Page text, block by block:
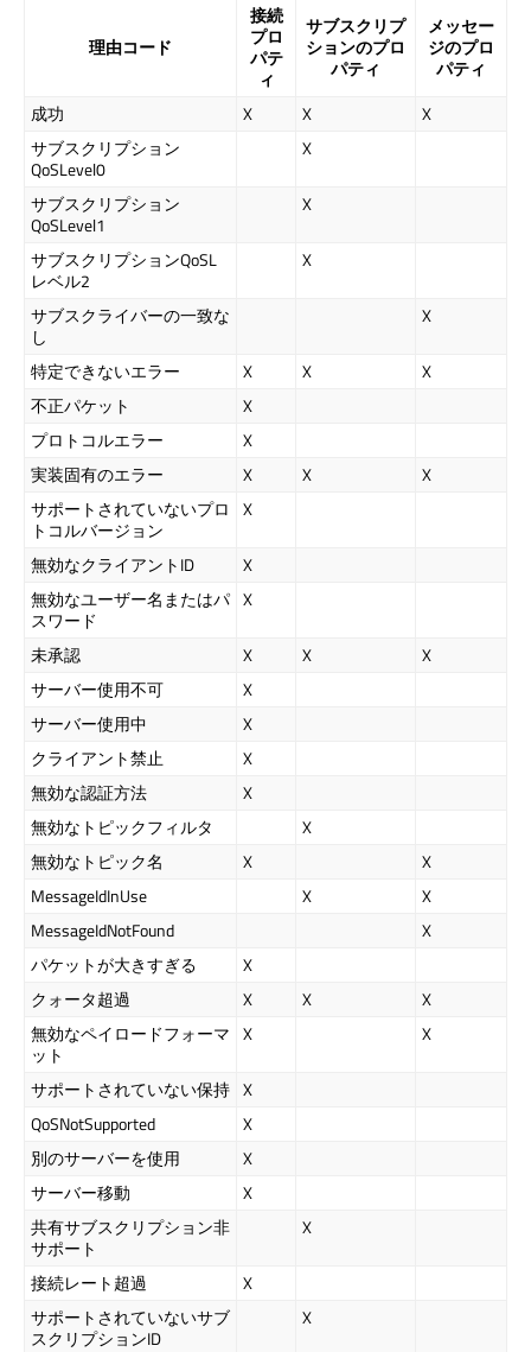
理由コード
接続
プロ
パテ
ィ
サブスクリプ
ションのプロ
パティ
メッセー
ジのプロ
パティ
成功
X X
X
サブスクリプション
QoSLevel0
X
サブスクリプション
QoSLevel1
X
サブスクリプションQoSL
レベル2
X
サブスクライバーの一致な
し
X
特定できないエラー X X
X
不正パケット
X
プロトコルエラー
X
実装固有のエラー
X X
X
サポートされていないプロ
トコルバージョン
X
無効なクライアントID
X
無効なユーザー名またはパ
スワード
X
未承認 X X
X
サーバー使用不可
X
サーバー使用中
X
クライアント禁止
X
無効な認証方法
X
無効なトピックフィルタ
X
無効なトピック名
X
X
MessageIdInUse
X
X
MessageIdNotFound
X
パケットが大きすぎる
X
クォータ超過
X X
X
無効なペイロードフォーマ
ット
X X
サポートされていない保持 X
QoSNotSupported
X
別のサーバーを使用
X
サーバー移動
X
共有サブスクリプション非
サポート
X
接続レート超過
X
サポートされていないサブ
スクリプションID
X